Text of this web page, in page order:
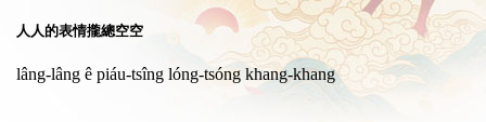
人人的表情攏總空空
lâng-lâng ê piáu-tsîng lóng-tsóng khang-khang